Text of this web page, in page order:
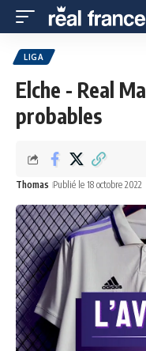
LIGA
Elche - Real
probables
Thomas Publié le 18 octobre 2022